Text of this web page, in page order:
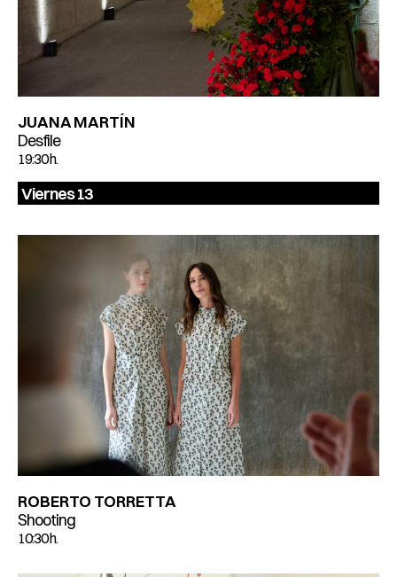
JUANA MARTÍN
Desfile
19:30 h.
Viernes 13
ROBERTO TORRETTA
Shooting
10:30 h.